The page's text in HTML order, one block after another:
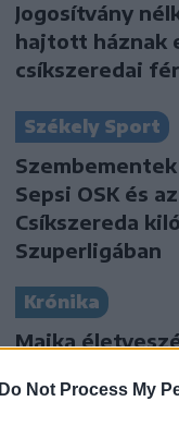
Do Not Process My
Jogosítvány
hajtott háznak
csíkszeredai
Székely Sport
Sepsi OSK és
Csíkszereda
Szuperligában
Krónika
Majka
fenyegetés
erdélyi